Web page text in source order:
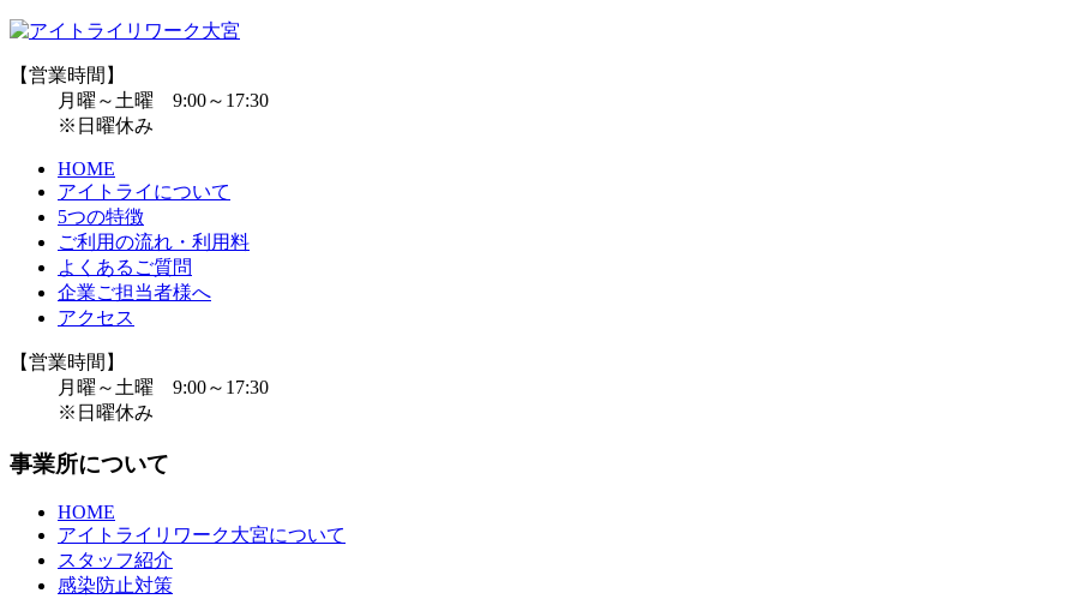
【営業時間】
月曜～土曜 9:00～17:30
※日曜休み
HOME
アイトライについて
5つの特徴
ご利用の流れ・利用料
よくあるご質問
企業ご担当者様へ
アクセス
【営業時間】
月曜～土曜 9:00～17:30
※日曜休み
事業所について
HOME
アイトライリワーク大宮について
スタッフ紹介
感染防止対策